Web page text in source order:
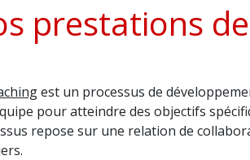
prestations
est un processus de
pour atteindre des objectifs
repose sur une relation de